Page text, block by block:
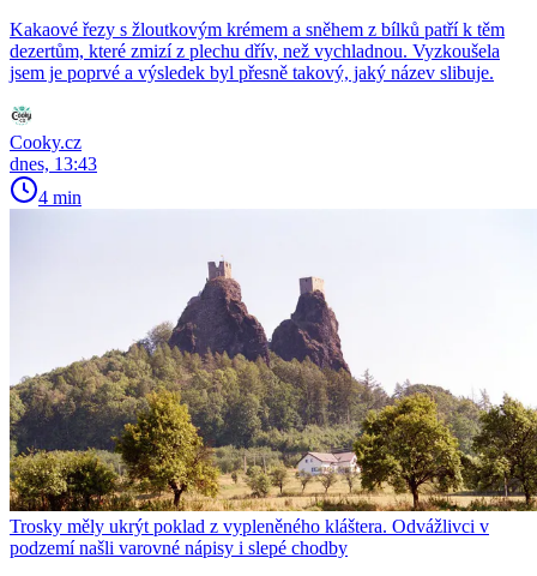
Kakaové řezy s žloutkovým krémem a sněhem z bílků patří k těm
dezertům, které zmizí z plechu dřív, než vychladnou. Vyzkoušela
jsem je poprvé a výsledek byl přesně takový, jaký název slibuje.
Cooky.cz
dnes, 13:43
4 min
Trosky měly ukrýt poklad z vypleněného kláštera. Odvážlivci v
podzemí našli varovné nápisy i slepé chodby